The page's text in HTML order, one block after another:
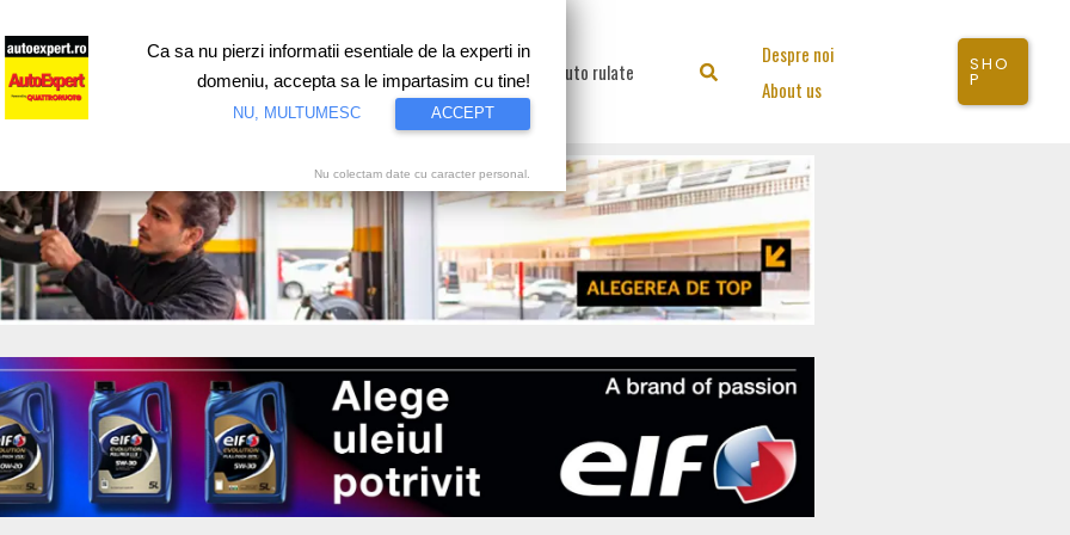
Test drive Motorsport Proiecte speciale Video Auto rulate Search
Despre noi
About us
SHO
P
Ca sa nu pierzi informatii esentiale de la experti in
domeniu, accepta sa le impartasim cu tine!
NU, MULTUMESC ACCEPT
Nu colectam date cu caracter personal.